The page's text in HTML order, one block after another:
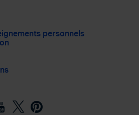
personnels